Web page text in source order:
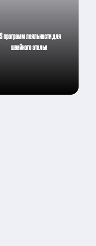
программ лояльности для
швейного ателье